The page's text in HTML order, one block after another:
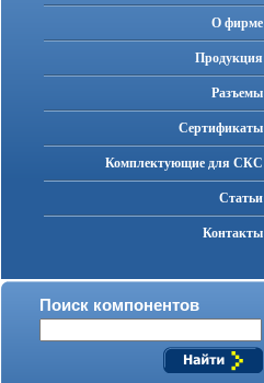
О фирме
Продукция
Разъемы
Cертификаты
Комплектующие для СКС
Статьи
Контакты
Поиск компонентов